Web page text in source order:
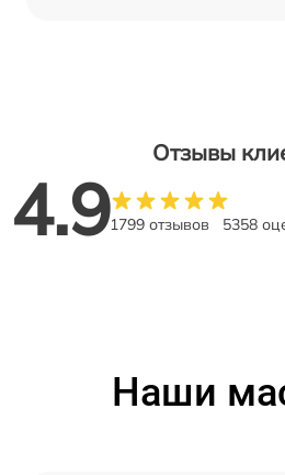
Отзывы
4.91799 отзывов 5358
Наши